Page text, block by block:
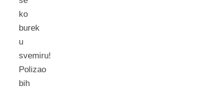
ko
burek
u
svemiru!
Polizao
bih